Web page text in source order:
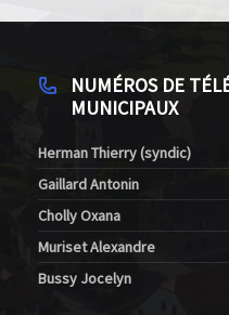
NUMÉROS DE
MUNICIPAUX
Herman Thierry (syndic)
Gaillard Antonin
Cholly Oxana
Muriset Alexandre
Bussy Jocelyn